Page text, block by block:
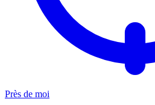
Près de moi